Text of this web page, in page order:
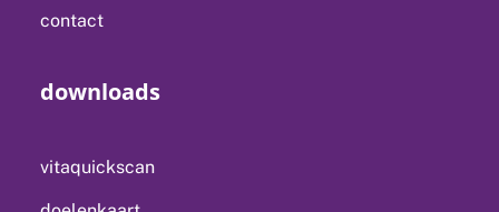
contact
downloads
vitaquickscan